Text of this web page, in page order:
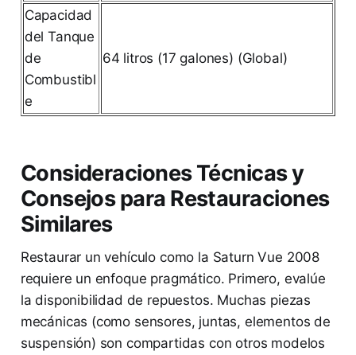
Capacidad
del Tanque
de
Combustibl
e
64 litros (17 galones) (Global)
Consideraciones Técnicas y
Consejos para Restauraciones
Similares
Restaurar un vehículo como la Saturn Vue 2008
requiere un enfoque pragmático. Primero, evalúe
la disponibilidad de repuestos. Muchas piezas
mecánicas (como sensores, juntas, elementos de
suspensión) son compartidas con otros modelos